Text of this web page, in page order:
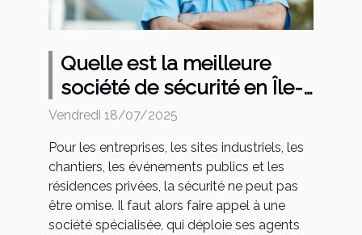
Quelle est la meilleure
société de sécurité en Île-
de-France ?
Vendredi 18/07/2025
Pour les entreprises, les sites industriels, les
chantiers, les événements publics et les
résidences privées, la sécurité ne peut pas
être omise. Il faut alors faire appel à une
société spécialisée, qui déploie ses agents